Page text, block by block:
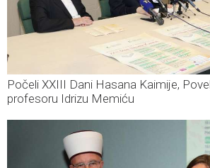
Počeli XXIII Dani Hasana Kaimije,
profesoru Idrizu Memiću